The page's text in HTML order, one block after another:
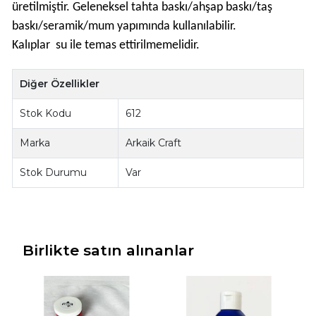
üretilmiştir. Geleneksel tahta baskı/ahşap baskı/taş
baskı/seramik/mum yapımında kullanılabilir.
Kalıplar su ile temas ettirilmemelidir.
Diğer Özellikler
Stok Kodu 612
Marka Arkaik Craft
Stok Durumu Var
Birlikte satın alınanlar